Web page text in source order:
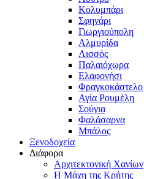
Κολυμπάρι
Σφηνάρι
Γιωργιούπολη
Αλμυρίδα
Λισσός
Παλαιόχωρα
Ελαφονήσι
Φραγκοκάστελο
Αγία Ρουμέλη
Σούγια
Φαλάσαρνα
Μπάλος
Ξενοδοχεία
Διάφορα
Αρχιτεκτονική Χανίων
Η Μάχη της Κρήτης